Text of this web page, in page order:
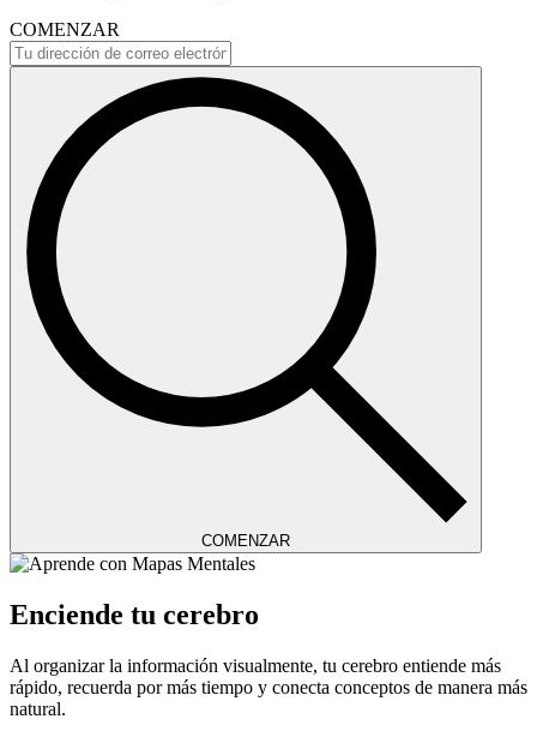
COMENZAR
COMENZAR
Enciende tu cerebro
Al organizar la información visualmente, tu cerebro entiende más
rápido, recuerda por más tiempo y conecta conceptos de manera más
natural.